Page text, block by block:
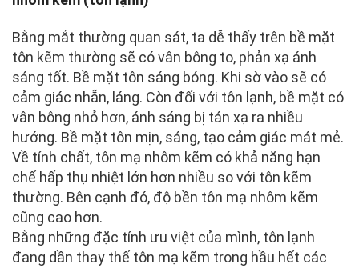
Bằng mắt thường quan sát, ta dễ thấy trên bề mặt
tôn kẽm thường sẽ có vân bông to, phản xạ ánh
sáng tốt. Bề mặt tôn sáng bóng. Khi sờ vào sẽ có
cảm giác nhẵn, láng. Còn đối với tôn lạnh, bề mặt có
vân bông nhỏ hơn, ánh sáng bị tán xạ ra nhiều
hướng. Bề mặt tôn mịn, sáng, tạo cảm giác mát mẻ.
Về tính chất, tôn mạ nhôm kẽm có khả năng hạn
chế hấp thụ nhiệt lớn hơn nhiều so với tôn kẽm
thường. Bên cạnh đó, độ bền tôn mạ nhôm kẽm
cũng cao hơn.
Bằng những đặc tính ưu việt của mình, tôn lạnh
đang dần thay thế tôn mạ kẽm trong hầu hết các